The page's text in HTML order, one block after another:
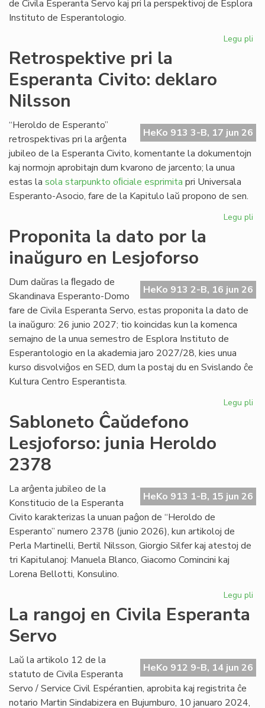
de Civila Esperanta Servo kaj pri la perspektivoj de Esplora
Instituto de Esperantologio.
Legu pli
Retrospektive pri la
Esperanta Civito: deklaro
Nilsson
HeKo 913 3-B, 17 jun 26
“Heroldo de Esperanto”
retrospektivas pri la arĝenta
jubileo de la Esperanta Civito, komentante la dokumentojn
kaj normojn aprobitajn dum kvarono de jarcento; la unua
estas la sola starpunkto oﬁciale esprimita pri Universala
Esperanto-Asocio, fare de la Kapitulo laŭ propono de sen.
Legu pli
Proponita la dato por la
inaŭguro en Lesjoforso
HeKo 913 2-B, 16 jun 26
Dum daŭras la ﬂegado de
Skandinava Esperanto-Domo
fare de Civila Esperanta Servo, estas proponita la dato de
la inaŭguro: 26 junio 2027; tio koincidas kun la komenca
semajno de la unua semestro de Esplora Instituto de
Esperantologio en la akademia jaro 2027/28, kies unua
kurso disvolviĝos en SED, dum la postaj du en Svislando ĉe
Kultura Centro Esperantista.
Legu pli
en
Sabloneto Ĉaŭdefono
Lesjoforso: junia Heroldo
2378
HeKo 913 1-B, 15 jun 26
La arĝenta jubileo de la
Konstitucio de la Esperanta
Civito karakterizas la unuan paĝon de “Heroldo de
Esperanto” numero 2378 (junio 2026), kun artikoloj de
Perla Martinelli, Bertil Nilsson, Giorgio Silfer kaj atestoj de
tri Kapitulanoj: Manuela Blanco, Giacomo Comincini kaj
Lorena Bellotti, Konsulino.
Legu pli
La rangoj en Civila Esperanta
Servo
HeKo 912 9-B, 14 jun 26
Laŭ la artikolo 12 de la
statuto de Civila Esperanta
Servo / Service Civil Espérantien, aprobita kaj registrita ĉe
notario Martin Sindabizera en Bujumburo, 10 januaro 2024,